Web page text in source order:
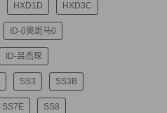
HXD1D HXD3C
ID-0奥斑马0
ID-吕杰琛
SS3 SS3B
SS7E SS8